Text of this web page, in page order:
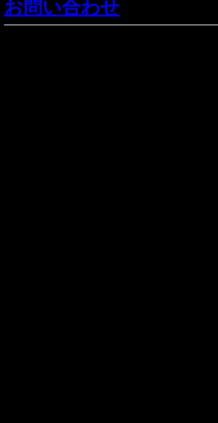
お問い合わせ